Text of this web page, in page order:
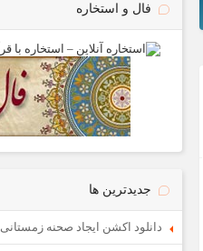
فال و استخاره
جدیدترین ها
دانلود اکشن ایجاد صحنه زمستانی